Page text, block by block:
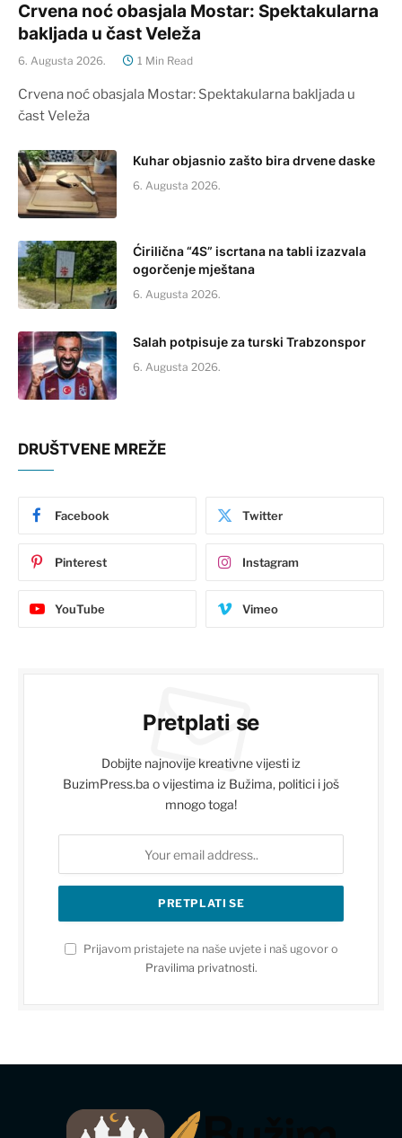
Crvena noć obasjala Mostar: Spektakularna
bakljada u čast Veleža
6. Augusta 2026. 1 Min Read
Crvena noć obasjala Mostar: Spektakularna bakljada u
čast Veleža
Kuhar objasnio zašto bira drvene daske
6. Augusta 2026.
Ćirilična “4S” iscrtana na tabli izazvala
ogorčenje mještana
6. Augusta 2026.
Salah potpisuje za turski Trabzonspor
6. Augusta 2026.
DRUŠTVENE MREŽE
Facebook Twitter
Pinterest Instagram
YouTube Vimeo
Pretplati se
Dobijte najnovije kreativne vijesti iz
BuzimPress.ba o vijestima iz Bužima, politici i još
mnogo toga!
Prijavom pristajete na naše uvjete i naš ugovor o
Pravilima privatnosti.